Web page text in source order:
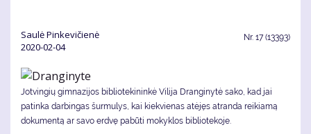
Saulė Pinkevičienė
2020-02-04
Nr. 17 (13393)
Jotvingių gimnazijos bibliotekininkė Vilija Dranginytė sako, kad jai
patinka darbingas šurmulys, kai kiekvienas atėjęs atranda reikiamą
dokumentą ar savo erdvę pabūti mokyklos bibliotekoje.